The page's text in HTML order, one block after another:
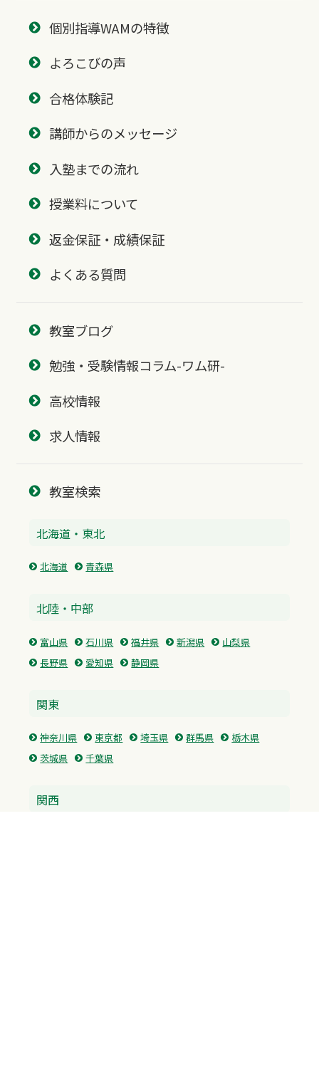
個別指導WAMの特徴
よろこびの声
合格体験記
講師からのメッセージ
入塾までの流れ
授業料について
返金保証・成績保証
よくある質問
教室ブログ
勉強・受験情報コラム-ワム研-
高校情報
求人情報
教室検索
北海道・東北
北海道 青森県
北陸・中部
富山県 石川県 福井県 新潟県
山梨県
長野県
愛知県 静岡県
関東
神奈川県 東京都 埼玉県 群馬県
栃木県
茨城県
千葉県
関西